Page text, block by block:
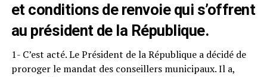
et conditions de renvoie qui s’offrent
au président de la République.
1- C’est acté. Le Président de la République a décidé de
proroger le mandat des conseillers municipaux. Il a,